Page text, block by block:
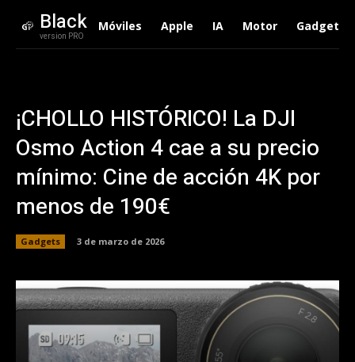
Black
version PRO
Móviles Apple IA Motor Gadgets
¡CHOLLO HISTÓRICO! La DJI
Osmo Action 4 cae a su precio
mínimo: Cine de acción 4K por
menos de 190€
Gadgets 3 de marzo de 2026